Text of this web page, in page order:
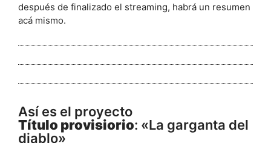
después de finalizado el streaming, habrá un resumen
acá mismo.
Así es el proyecto
Título provisiorio: «La garganta del
diablo»